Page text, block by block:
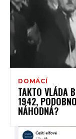
DOMÁCÍ
TAKTO VLÁDA
1942,
NÁHODNÁ?